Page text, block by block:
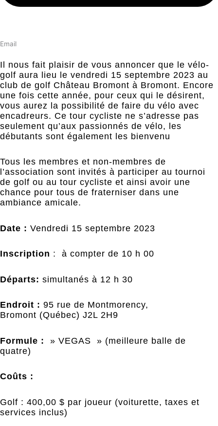
Email
Il nous fait plaisir de vous annoncer que le vélo-
golf aura lieu le vendredi 15 septembre 2023 au
club de golf Château Bromont à Bromont. Encore
une fois cette année, pour ceux qui le désirent,
vous aurez la possibilité de faire du vélo avec
encadreurs. Ce tour cycliste ne s’adresse pas
seulement qu’aux passionnés de vélo, les
débutants sont également les bienvenu
Tous les membres et non-membres de
l’association sont invités à participer au tournoi
de golf ou au tour cycliste et ainsi avoir une
chance pour tous de fraterniser dans une
ambiance amicale.
Date : Vendredi 15 septembre 2023
Inscription : à compter de 10 h 00
Départs: simultanés à 12 h 30
Endroit : 95 rue de Montmorency,
Bromont (Québec) J2L 2H9
Formule : » VEGAS » (meilleure balle de
quatre)
Coûts :
Golf : 400,00 $ par joueur (voiturette, taxes et
services inclus)